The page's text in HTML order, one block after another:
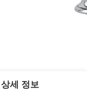
상세 정보